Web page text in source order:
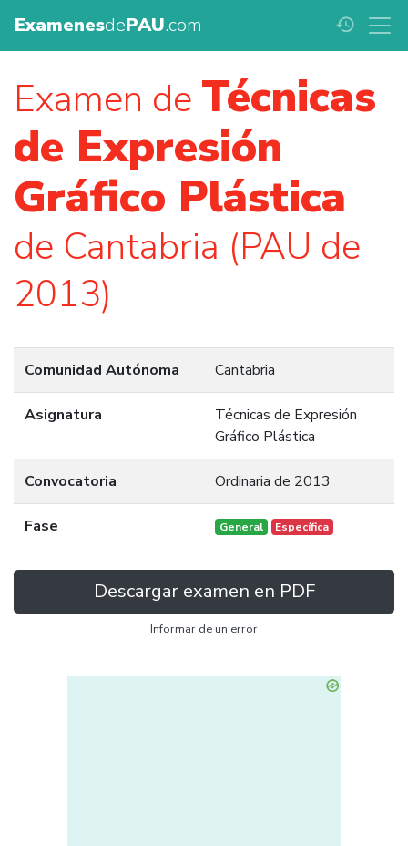
ExamenesdePAU.com history
Examen de Técnicas
de Expresión
Gráfico Plástica
de Cantabria (PAU de
2013)
Comunidad Autónoma Cantabria
Asignatura
Técnicas de Expresión
Gráfico Plástica
Convocatoria Ordinaria de 2013
Fase General Específica
Descargar examen en PDF
Informar de un error